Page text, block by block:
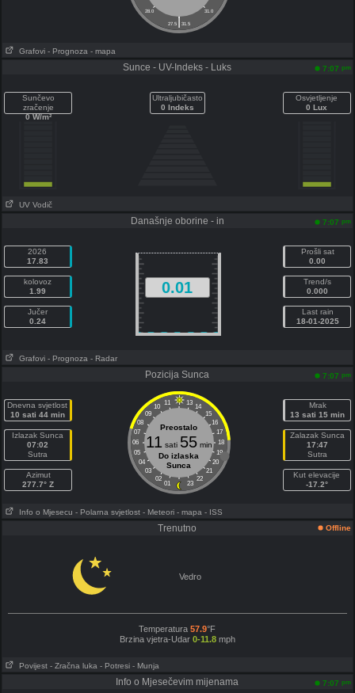
28.0 31.0
|
27.5 31.5
Grafovi - Prognoza - mapa
Sunce - UV-Indeks - Luks 7:07 pm
Sunčevo
zračenje
0 W/m²
Ultraljubičasto
0 Indeks
Osvjetljenje
0 Lux
UV Vodič
Današnje oborine - in 7:07 pm
2026
17.83
kolovoz
1.99
Jučer
0.24
0.01
Prošli sat
0.00
Trend/s
0.000
Last rain
18-01-2025
Grafovi - Prognoza - Radar
Pozicija Sunca 7:07 pm
Dnevna svjetlost
10 sati 44 min
Izlazak Sunca
07:02
Sutra
Azimut
277.7° Z
11 13
10
14
09
15
08
16
07
17
06
18
05
19
04
20
03
21
02
22
01 23
Preostalo
11 sati 55min
Do izlaska
Sunca
Mrak
13 sati 15 min
Zalazak Sunca
17:47
Sutra
Kut elevacije
-17.2°
Info o Mjesecu - Polarna svjetlost - Meteori - mapa - ISS
Trenutno Offline
Vedro
Temperatura57.9°F
Brzina vjetra-Udar 0-11.8mph
Povijest - Zračna luka - Potresi - Munja
Info o Mjesečevim mijenama 7:07 pm